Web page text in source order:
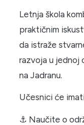
Letnja škola
praktičnim
da istraže
razvoja u jednoj
na Jadranu.
Učesnici će
⚓ Naučite o